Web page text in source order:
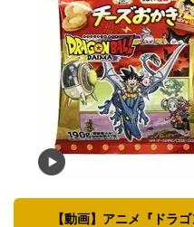
【動画】アニメ『ドラ